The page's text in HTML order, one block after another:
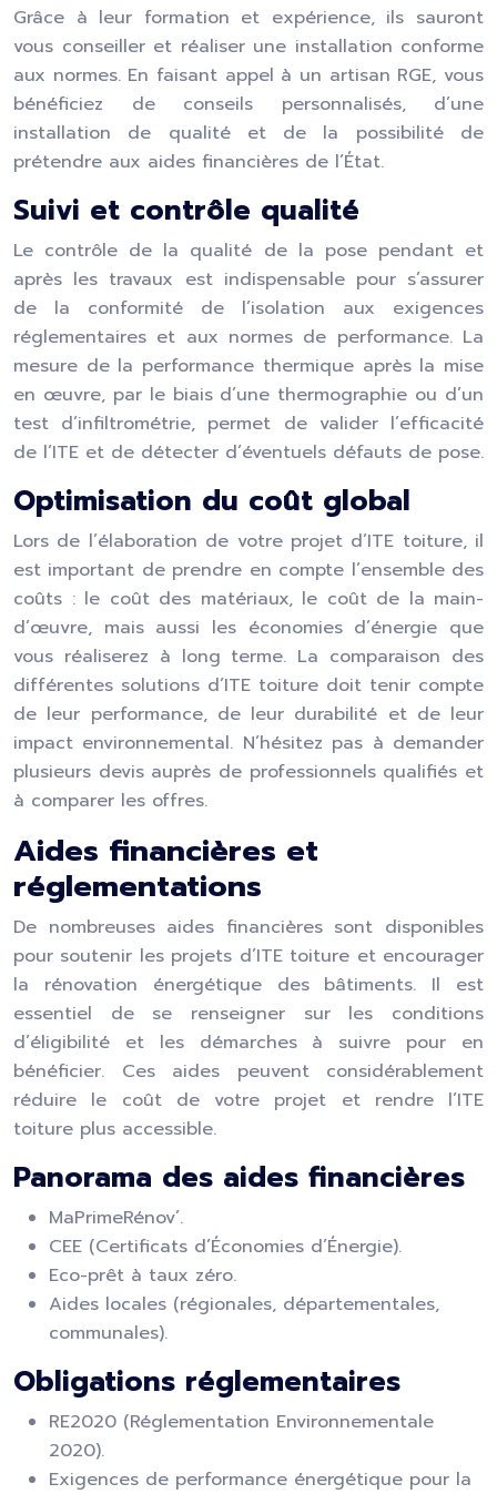
Grâce à leur formation et expérience, ils sauront
vous conseiller et réaliser une installation conforme
aux normes. En faisant appel à un artisan RGE, vous
bénéficiez de conseils personnalisés, d’une
installation de qualité et de la possibilité de
prétendre aux aides financières de l’État.
Suivi et contrôle qualité
Le contrôle de la qualité de la pose pendant et
après les travaux est indispensable pour s’assurer
de la conformité de l’isolation aux exigences
réglementaires et aux normes de performance. La
mesure de la performance thermique après la mise
en œuvre, par le biais d’une thermographie ou d’un
test d’infiltrométrie, permet de valider l’efficacité
de l’ITE et de détecter d’éventuels défauts de pose.
Optimisation du coût global
Lors de l’élaboration de votre projet d’ITE toiture, il
est important de prendre en compte l’ensemble des
coûts : le coût des matériaux, le coût de la main-
d’œuvre, mais aussi les économies d’énergie que
vous réaliserez à long terme. La comparaison des
différentes solutions d’ITE toiture doit tenir compte
de leur performance, de leur durabilité et de leur
impact environnemental. N’hésitez pas à demander
plusieurs devis auprès de professionnels qualifiés et
à comparer les offres.
Aides financières et
réglementations
De nombreuses aides financières sont disponibles
pour soutenir les projets d’ITE toiture et encourager
la rénovation énergétique des bâtiments. Il est
essentiel de se renseigner sur les conditions
d’éligibilité et les démarches à suivre pour en
bénéficier. Ces aides peuvent considérablement
réduire le coût de votre projet et rendre l’ITE
toiture plus accessible.
Panorama des aides financières
MaPrimeRénov’.
CEE (Certificats d’Économies d’Énergie).
Eco-prêt à taux zéro.
Aides locales (régionales, départementales,
communales).
Obligations réglementaires
RE2020 (Réglementation Environnementale
2020).
Exigences de performance énergétique pour la